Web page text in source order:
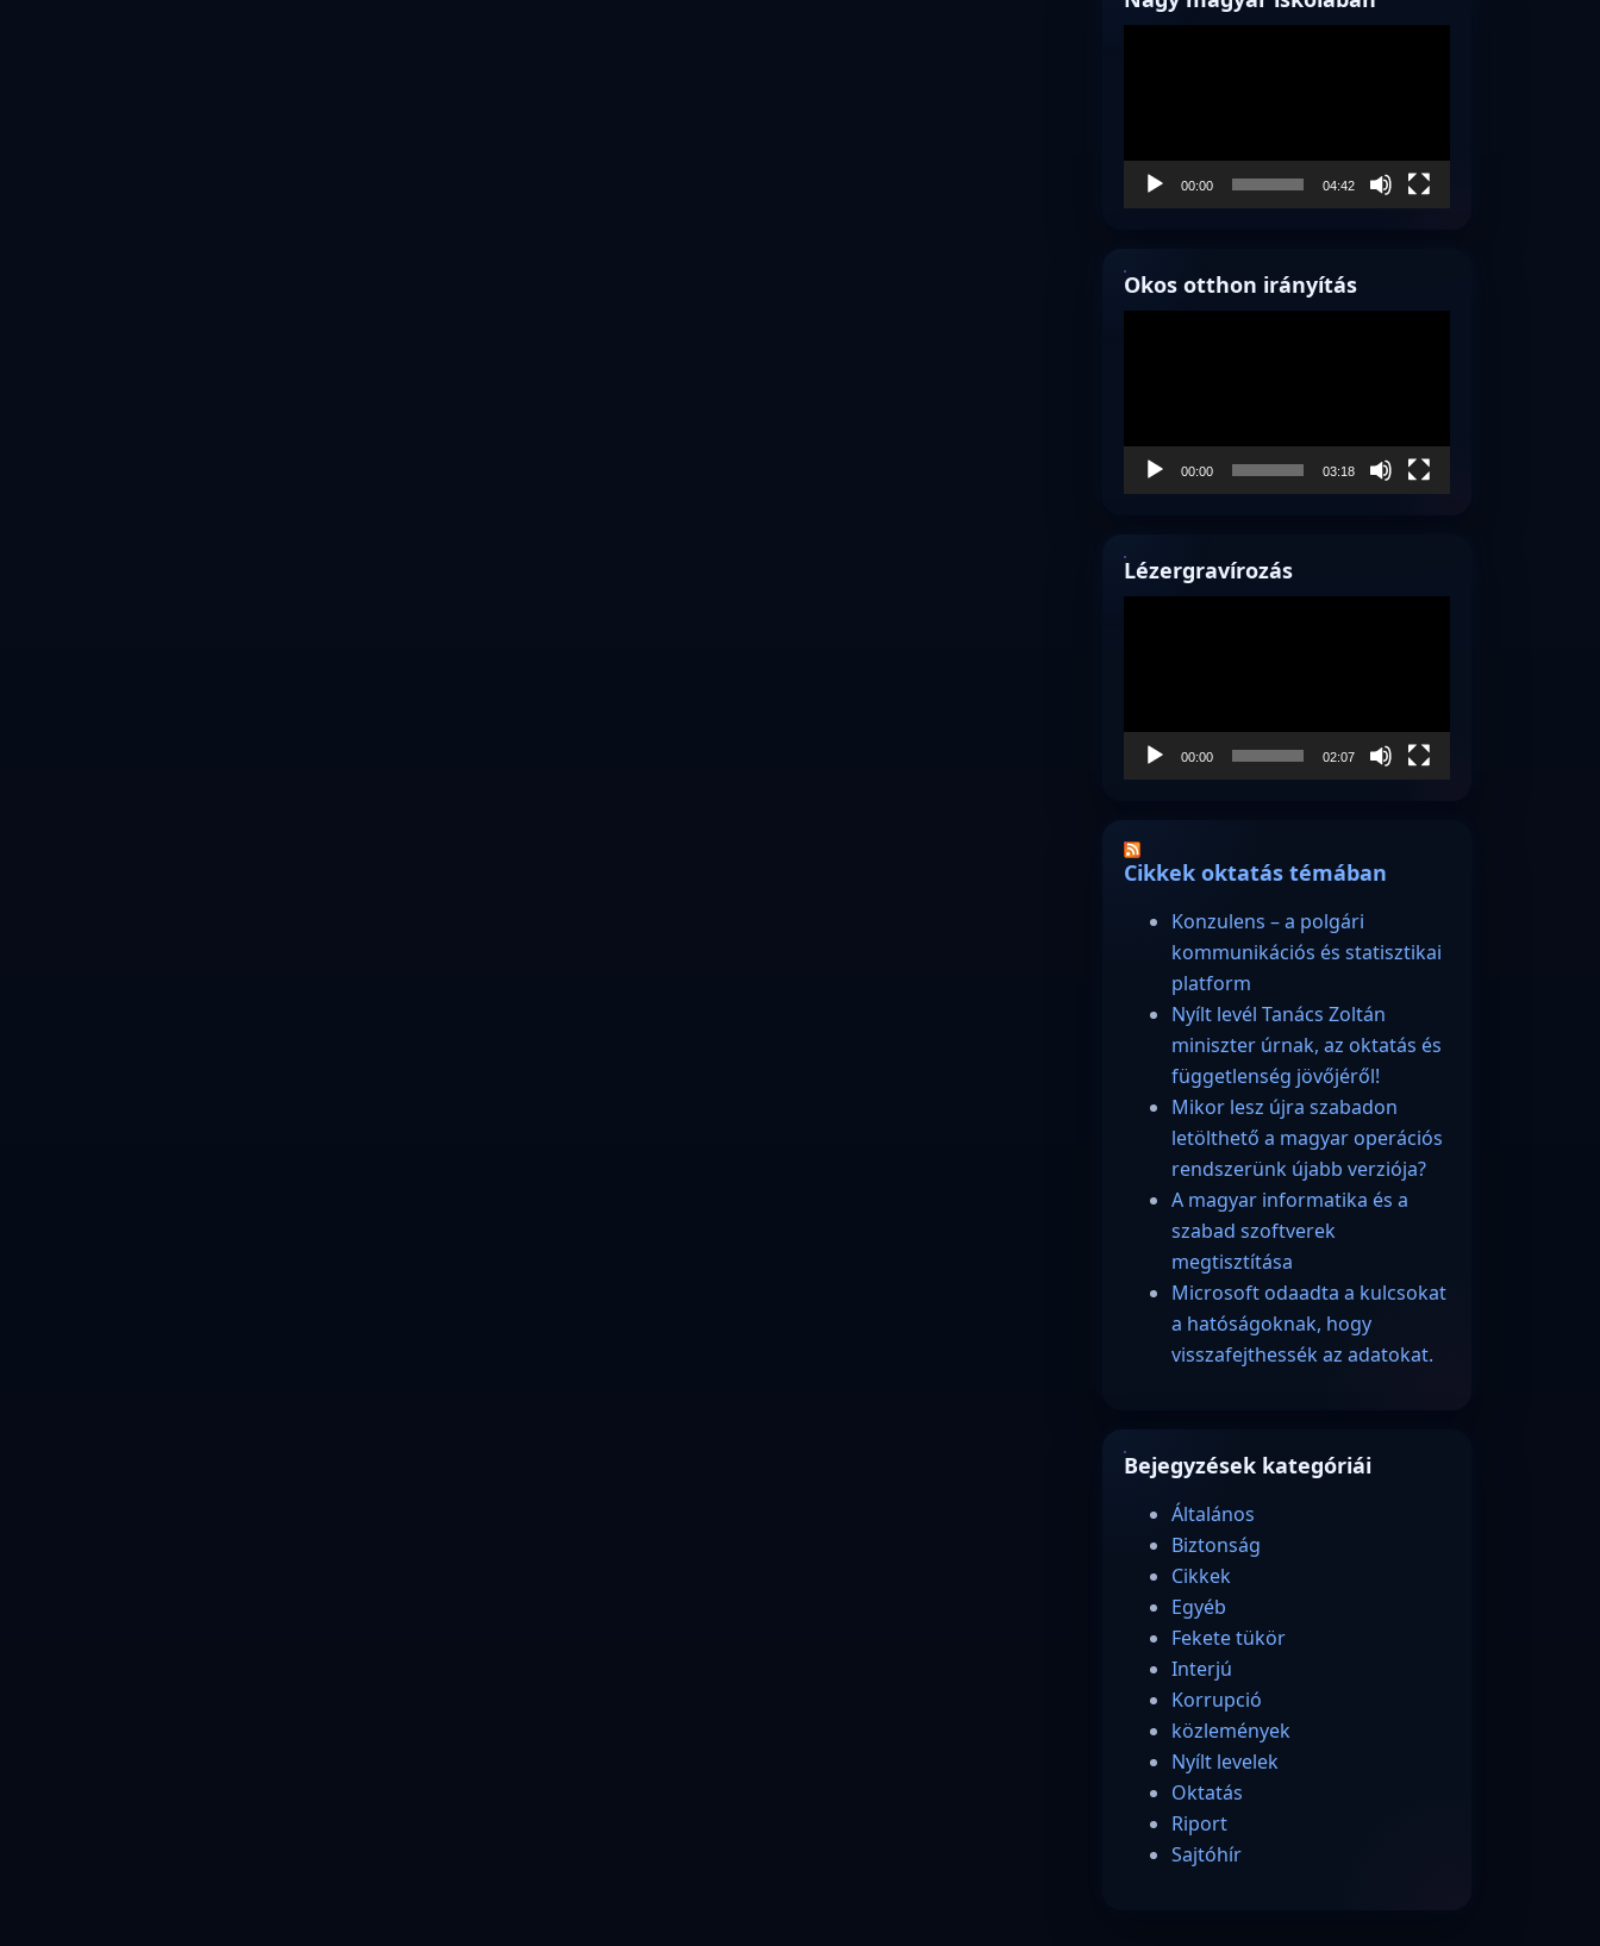
00:00 04:42
Okos otthon irányítás
00:00 03:18
Lézergravírozás
00:00 02:07
Cikkek oktatás témában
Konzulens – a polgári
kommunikációs és statisztikai
platform
Nyílt levél Tanács Zoltán
miniszter úrnak, az oktatás és
függetlenség jövőjéről!
Mikor lesz újra szabadon
letölthető a magyar operációs
rendszerünk újabb verziója?
A magyar informatika és a
szabad szoftverek
megtisztítása
Microsoft odaadta a kulcsokat
a hatóságoknak, hogy
visszafejthessék az adatokat.
Bejegyzések kategóriái
Általános
Biztonság
Cikkek
Egyéb
Fekete tükör
Interjú
Korrupció
közlemények
Nyílt levelek
Oktatás
Riport
Sajtóhír